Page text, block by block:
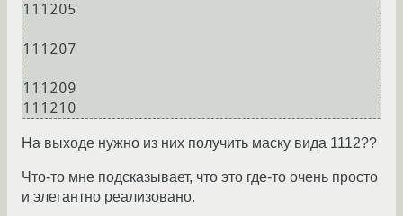
111205
111207
111209
111210
На выходе нужно из них получить маску вида 1112??
Что-то мне подсказывает, что это где-то очень просто
и элегантно реализовано.